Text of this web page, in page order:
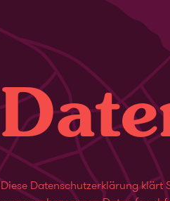
Diese Datenschutzerklärung klärt